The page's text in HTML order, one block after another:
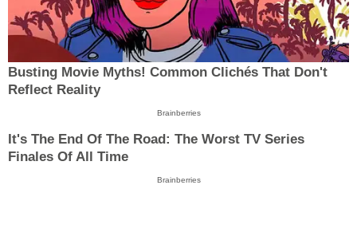
Busting Movie Myths! Common Clichés That Don't
Reflect Reality
Brainberries
It's The End Of The Road: The Worst TV Series
Finales Of All Time
Brainberries